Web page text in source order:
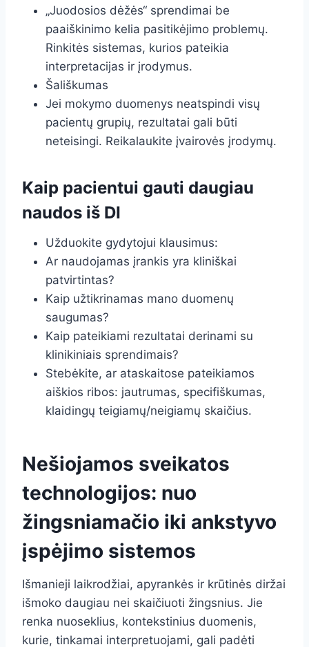
„Juodosios dėžės“ sprendimai be
paaiškinimo kelia pasitikėjimo problemų.
Rinkitės sistemas, kurios pateikia
interpretacijas ir įrodymus.
Šališkumas
Jei mokymo duomenys neatspindi visų
pacientų grupių, rezultatai gali būti
neteisingi. Reikalaukite įvairovės įrodymų.
Kaip pacientui gauti daugiau
naudos iš DI
Užduokite gydytojui klausimus:
Ar naudojamas įrankis yra kliniškai
patvirtintas?
Kaip užtikrinamas mano duomenų
saugumas?
Kaip pateikiami rezultatai derinami su
klinikiniais sprendimais?
Stebėkite, ar ataskaitose pateikiamos
aiškios ribos: jautrumas, specifiškumas,
klaidingų teigiamų/neigiamų skaičius.
Nešiojamos sveikatos
technologijos: nuo
žingsniamačio iki ankstyvo
įspėjimo sistemos
Išmanieji laikrodžiai, apyrankės ir krūtinės diržai
išmoko daugiau nei skaičiuoti žingsnius. Jie
renka nuoseklius, kontekstinius duomenis,
kurie, tinkamai interpretuojami, gali padėti